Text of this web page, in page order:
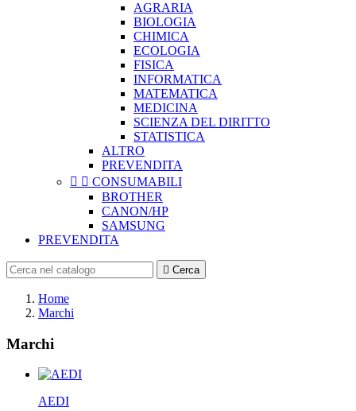
AGRARIA
BIOLOGIA
CHIMICA
ECOLOGIA
FISICA
INFORMATICA
MATEMATICA
MEDICINA
SCIENZA DEL DIRITTO
STATISTICA
ALTRO
PREVENDITA
  CONSUMABILI
BROTHER
CANON/HP
SAMSUNG
PREVENDITA
 Cerca
Home
Marchi
Marchi
AEDI